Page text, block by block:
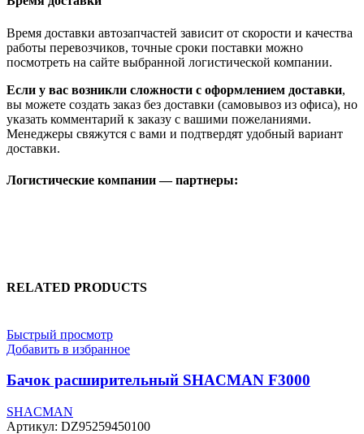
Время доставки автозапчастей зависит от скорости и качества
работы перевозчиков, точные сроки поставки можно
посмотреть на сайте выбранной логистической компании.
Если у вас возникли сложности с оформлением доставки,
вы можете создать заказ без доставки (самовывоз из офиса), но
указать комментарий к заказу с вашими пожеланиями.
Менеджеры свяжутся с вами и подтвердят удобный вариант
доставки.
Логистические компании — партнеры:
RELATED PRODUCTS
Быстрый просмотр
Добавить в избранное
Бачок расширительный SHACMAN F3000
SHACMAN
Артикул: DZ95259450100